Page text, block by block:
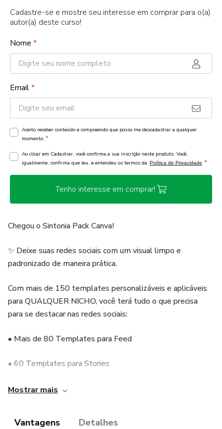
Cadastre-se e mostre seu interesse em comprar para o(a)
autor(a) deste curso!
Nome *
Email*
Aceito receber conteúdo e compreendo que posso me descadastrar a qualquer
momento. *
Ao clicar em Cadastrar, você confirma a sua inscrição neste produto. Você,
igualmente, confirma que leu, e entendeu os termos da Política de Privacidade *
Tenho interesse em comprar!
Chegou o Sintonia Pack Canva!
✨ Deixe suas redes sociais com um visual limpo e
padronizado de maneira prática.
Com mais de 150 templates personalizáveis e aplicáveis
para QUALQUER NICHO, você terá tudo o que precisa
para se destacar nas redes sociais:
• Mais de 80 Templates para Feed
• 60 Templates para Stories
• 11 Carrosséis Infinitos
Mostrar mais
Vantagens Detalhes